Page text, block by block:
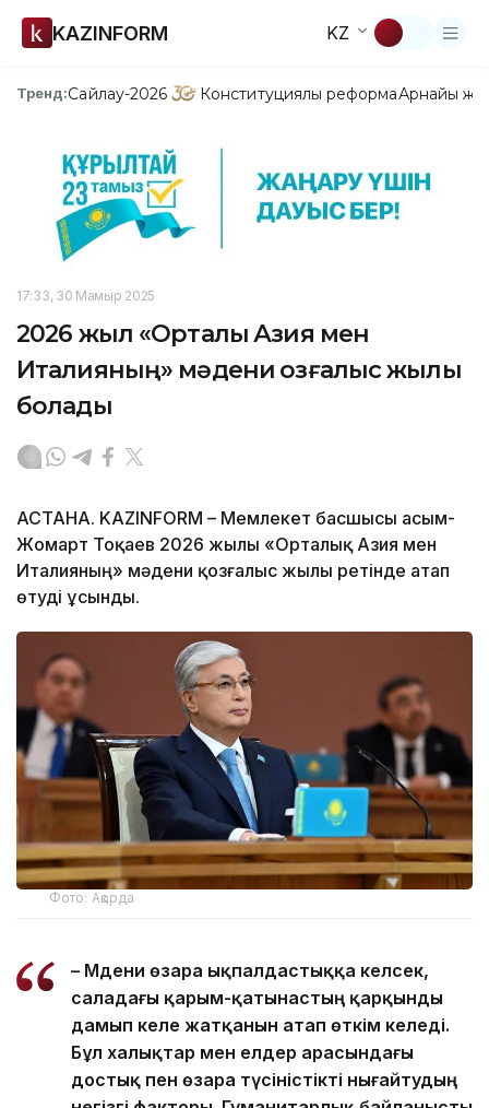
KAZINFORM KZ
Тренд:Сайлау-2026 Конституциялық реформаАрнайы
17:33, 30 Мамыр 2025
2026 жыл «Орталық Азия мен
Италияның» мәдени қозғалыс жылы
болады
АСТАНА. KAZINFORM – Мемлекет басшысы Қасым-
Жомарт Тоқаев 2026 жылы «Орталық Азия мен
Италияның» мәдени қозғалыс жылы ретінде атап
өтуді ұсынды.
Фото: Ақорда
– Мәдени өзара ықпалдастыққа келсек,
саладағы қарым-қатынастың қарқынды
дамып келе жатқанын атап өткім келеді.
Бұл халықтар мен елдер арасындағы
достық пен өзара түсіністікті нығайтудың